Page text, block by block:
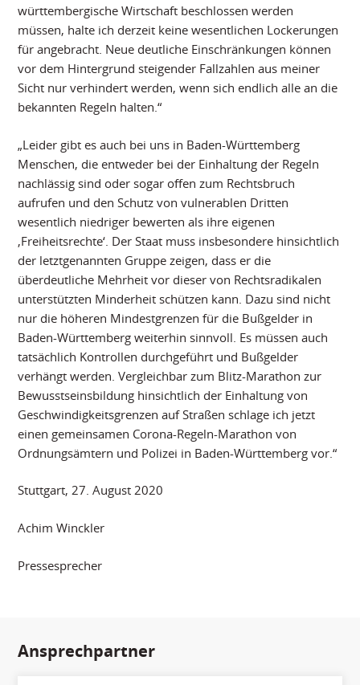
württembergische Wirtschaft beschlossen werden
müssen, halte ich derzeit keine wesentlichen Lockerungen
für angebracht. Neue deutliche Einschränkungen können
vor dem Hintergrund steigender Fallzahlen aus meiner
Sicht nur verhindert werden, wenn sich endlich alle an die
bekannten Regeln halten.“
„Leider gibt es auch bei uns in Baden-Württemberg
Menschen, die entweder bei der Einhaltung der Regeln
nachlässig sind oder sogar offen zum Rechtsbruch
aufrufen und den Schutz von vulnerablen Dritten
wesentlich niedriger bewerten als ihre eigenen
‚Freiheitsrechte‘. Der Staat muss insbesondere hinsichtlich
der letztgenannten Gruppe zeigen, dass er die
überdeutliche Mehrheit vor dieser von Rechtsradikalen
unterstützten Minderheit schützen kann. Dazu sind nicht
nur die höheren Mindestgrenzen für die Bußgelder in
Baden-Württemberg weiterhin sinnvoll. Es müssen auch
tatsächlich Kontrollen durchgeführt und Bußgelder
verhängt werden. Vergleichbar zum Blitz-Marathon zur
Bewusstseinsbildung hinsichtlich der Einhaltung von
Geschwindigkeitsgrenzen auf Straßen schlage ich jetzt
einen gemeinsamen Corona-Regeln-Marathon von
Ordnungsämtern und Polizei in Baden-Württemberg vor.“
Stuttgart, 27. August 2020
Achim Winckler
Pressesprecher
Ansprechpartner